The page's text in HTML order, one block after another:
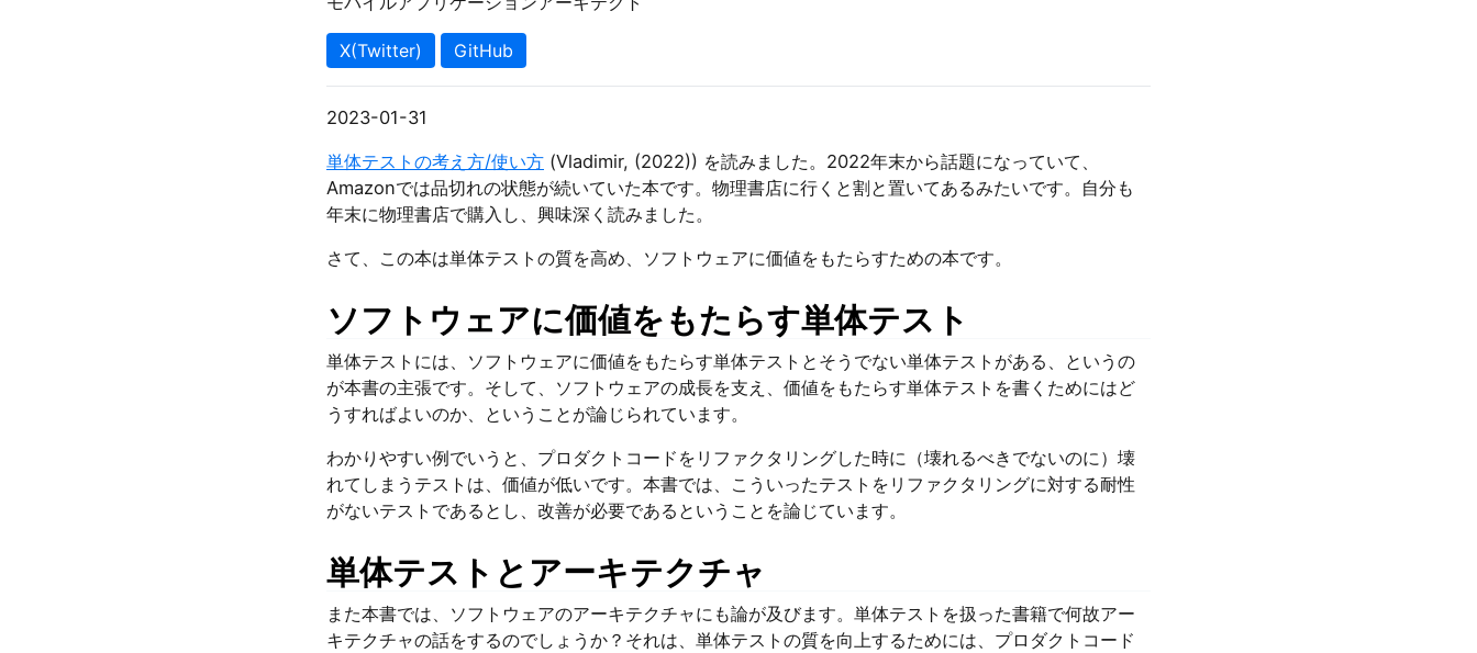
X(Twitter) GitHub
2023-01-31
単体テストの考え方/使い方 (Vladimir, (2022)) を読みました。2022年末から話題になっていて、
Amazonでは品切れの状態が続いていた本です。物理書店に行くと割と置いてあるみたいです。自分も
年末に物理書店で購入し、興味深く読みました。
さて、この本は単体テストの質を高め、ソフトウェアに価値をもたらすための本です。
ソフトウェアに価値をもたらす単体テスト
単体テストには、ソフトウェアに価値をもたらす単体テストとそうでない単体テストがある、というの
が本書の主張です。そして、ソフトウェアの成長を支え、価値をもたらす単体テストを書くためにはど
うすればよいのか、ということが論じられています。
わかりやすい例でいうと、プロダクトコードをリファクタリングした時に（壊れるべきでないのに）壊
れてしまうテストは、価値が低いです。本書では、こういったテストをリファクタリングに対する耐性
がないテストであるとし、改善が必要であるということを論じています。
単体テストとアーキテクチャ
また本書では、ソフトウェアのアーキテクチャにも論が及びます。単体テストを扱った書籍で何故アー
キテクチャの話をするのでしょうか？それは、単体テストの質を向上するためには、プロダクトコード